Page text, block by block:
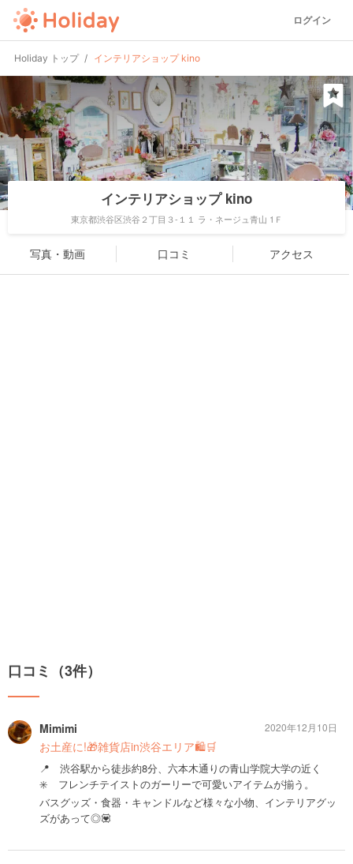
ログイン
Holiday トップ インテリアショップ kino
インテリアショップ kino
東京都渋谷区渋谷２丁目３-１１ ラ・ネージュ青山 1Ｆ
写真・動画 口コミ アクセス
口コミ（3件）
Mimimi
お土産に!🎁雑貨店in渋谷エリア🛍🛒
📍 渋谷駅から徒歩約8分、六本木通りの青山学院大学の近く
✳️ フレンチテイストのガーリーで可愛いアイテムが揃う。
バスグッズ・食器・キャンドルなど様々な小物、インテリアグッ
ズがあって◎💟
2020年12月10日